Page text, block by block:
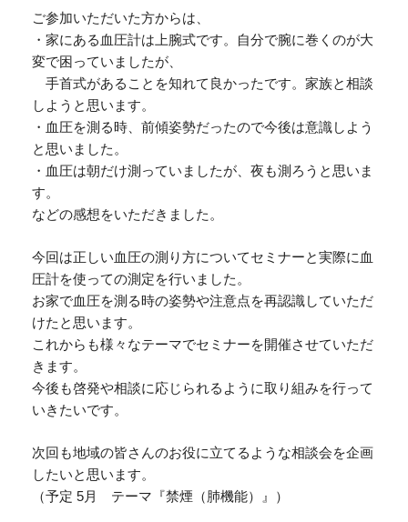
ご参加いただいた方からは、
・家にある血圧計は上腕式です。自分で腕に巻くのが大
変で困っていましたが、
手首式があることを知れて良かったです。家族と相談
しようと思います。
・血圧を測る時、前傾姿勢だったので今後は意識しよう
と思いました。
・血圧は朝だけ測っていましたが、夜も測ろうと思いま
す。
などの感想をいただきました。
今回は正しい血圧の測り方についてセミナーと実際に血
圧計を使っての測定を行いました。
お家で血圧を測る時の姿勢や注意点を再認識していただ
けたと思います。
これからも様々なテーマでセミナーを開催させていただ
きます。
今後も啓発や相談に応じられるように取り組みを行って
いきたいです。
次回も地域の皆さんのお役に立てるような相談会を企画
したいと思います。
（予定 5月 テーマ『禁煙（肺機能）』）